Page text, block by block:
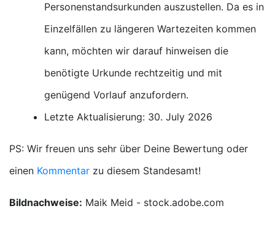
Personenstandsurkunden auszustellen. Da es in
Einzelfällen zu längeren Wartezeiten kommen
kann, möchten wir darauf hinweisen die
benötigte Urkunde rechtzeitig und mit
genügend Vorlauf anzufordern.
Letzte Aktualisierung: 30. July 2026
PS: Wir freuen uns sehr über Deine Bewertung oder
einen Kommentar zu diesem Standesamt!
Bildnachweise: Maik Meid - stock.adobe.com